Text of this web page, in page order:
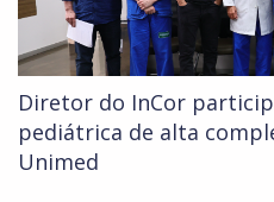
Diretor do InCor
pediátrica de alta
Unimed